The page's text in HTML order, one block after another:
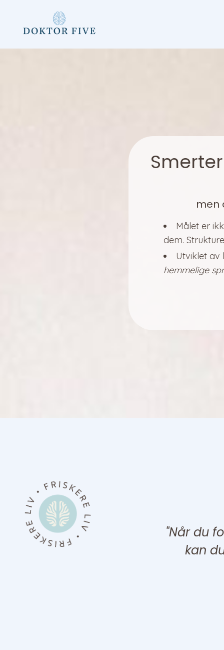
men
Målet er
dem.
Utviklet av
hemmelige
"Når du
kan